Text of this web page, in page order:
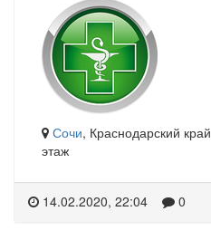
Сочи, Краснодарский край
этаж
14.02.2020, 22:04 0